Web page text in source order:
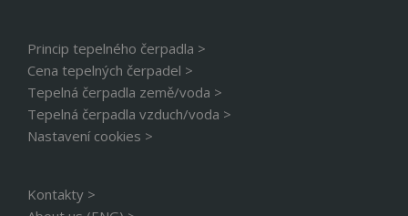
Princip tepelného čerpadla >
Cena tepelných čerpadel >
Tepelná čerpadla země/voda >
Tepelná čerpadla vzduch/voda >
Nastavení cookies >
Kontakty >
Nezbytně nutné soubory
Nezbytně nutné soubory cookie umožňují